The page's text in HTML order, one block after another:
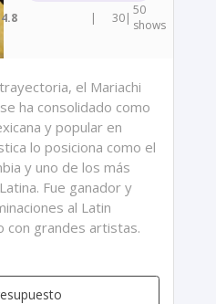
4.8
| 30| 50
shows
el Mariachi
ha consolidado como
y popular en
lo posiciona como el
y uno de los más
Fue ganador y
al Latin
con grandes artistas.